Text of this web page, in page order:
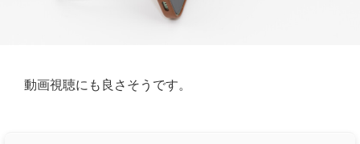
動画視聴にも良さそうです。